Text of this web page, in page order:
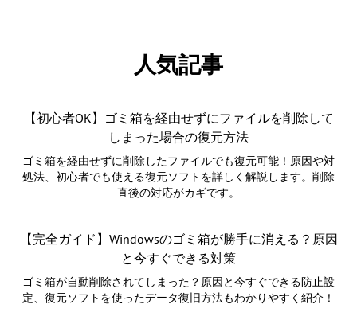
人気記事
【初心者OK】ゴミ箱を経由せずにファイルを削除して
しまった場合の復元方法
ゴミ箱を経由せずに削除したファイルでも復元可能！原因や対
処法、初心者でも使える復元ソフトを詳しく解説します。削除
直後の対応がカギです。
【完全ガイド】Windowsのゴミ箱が勝手に消える？原因
と今すぐできる対策
ゴミ箱が自動削除されてしまった？原因と今すぐできる防止設
定、復元ソフトを使ったデータ復旧方法もわかりやすく紹介！